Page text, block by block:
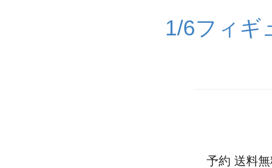
1/6フィギ
予約 送料